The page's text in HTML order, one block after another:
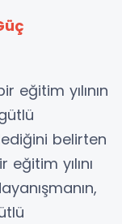
eğitim yılının
belirten
yılını